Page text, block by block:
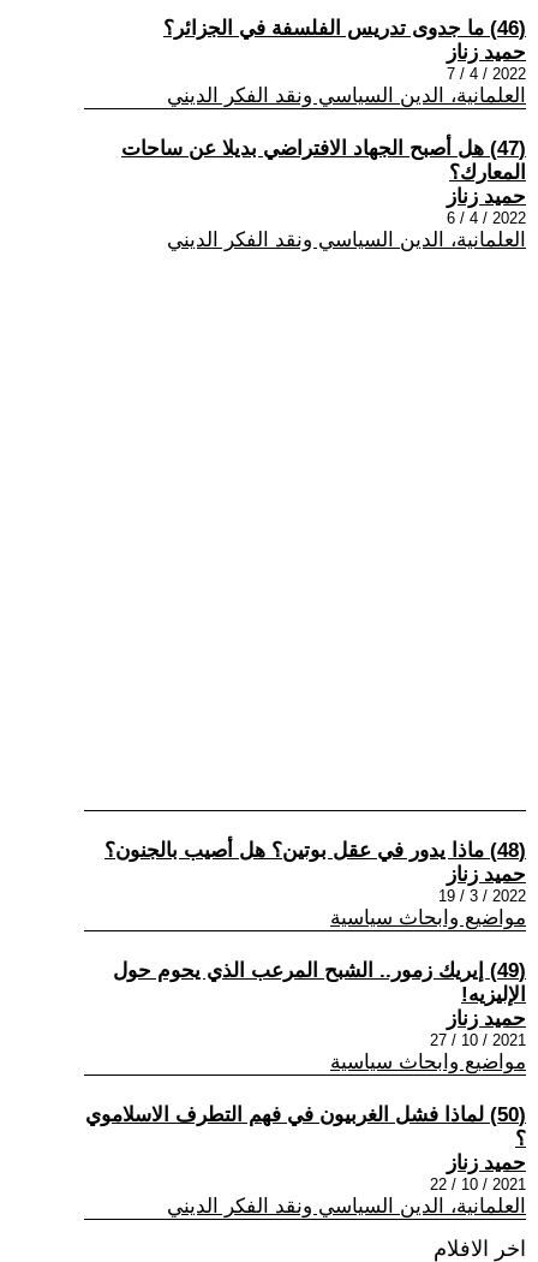
(46) ما جدوى تدريس الفلسفة في الجزائر؟
حميد زناز
2022 / 4 / 7
العلمانية، الدين السياسي ونقد الفكر الديني
(47) هل أصبح الجهاد الافتراضي بديلا عن ساحات
المعارك؟
حميد زناز
2022 / 4 / 6
العلمانية، الدين السياسي ونقد الفكر الديني
(48) ماذا يدور في عقل بوتين؟ هل أصيب بالجنون؟
حميد زناز
2022 / 3 / 19
مواضيع وابحاث سياسية
(49) إيريك زمور.. الشبح المرعب الذي يحوم حول
الإليزيه!
حميد زناز
2021 / 10 / 27
مواضيع وابحاث سياسية
(50) لماذا فشل الغربيون في فهم التطرف الاسلاموي
؟
حميد زناز
2021 / 10 / 22
العلمانية، الدين السياسي ونقد الفكر الديني
اخر الافلام